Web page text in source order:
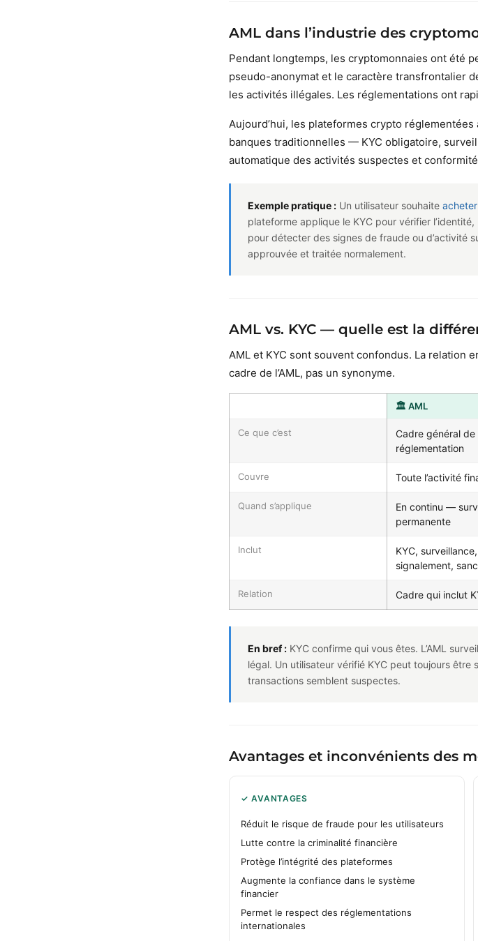
AML dans l’industrie des
Pendant longtemps, les cryptomonnaies ont été
pseudo-anonymat et le caractère transfrontalier
les activités illégales. Les réglementations ont
Aujourd’hui, les plateformes crypto
banques traditionnelles — KYC obligatoire,
automatique des activités suspectes et
Exemple pratique : Un utilisateur souhaite
plateforme applique le KYC pour vérifier
pour détecter des signes de fraude ou d’activité
approuvée et traitée normalement.
AML vs. KYC — quelle est la
AML et KYC sont souvent confondus. La relation
cadre de l’AML, pas un synonyme.
🏛️ AML
Ce que c’est
Cadre général de
réglementation
Couvre Toute l’activité
Quand s’applique
En continu —
permanente
Inclut
KYC, surveillance,
signalement,
Relation Cadre qui inclut
En bref : KYC confirme qui vous êtes. L’AML
légal. Un utilisateur vérifié KYC peut toujours être
transactions semblent suspectes.
Avantages et inconvénients des
✓ AVANTAGES
Réduit le risque de fraude pour les utilisateurs
Lutte contre la criminalité financière
Protège l’intégrité des plateformes
Augmente la confiance dans le système
financier
Permet le respect des réglementations
internationales